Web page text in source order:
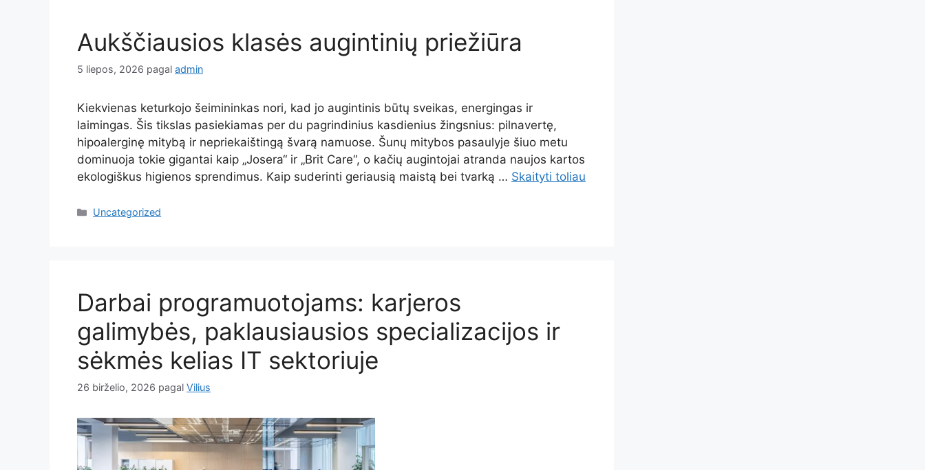
Aukščiausios klasės augintinių priežiūra
5 liepos, 2026 pagal admin
Kiekvienas keturkojo šeimininkas nori, kad jo augintinis būtų sveikas, energingas ir
laimingas. Šis tikslas pasiekiamas per du pagrindinius kasdienius žingsnius: pilnavertę,
hipoalerginę mitybą ir nepriekaištingą švarą namuose. Šunų mitybos pasaulyje šiuo metu
dominuoja tokie gigantai kaip „Josera“ ir „Brit Care“, o kačių augintojai atranda naujos kartos
ekologiškus higienos sprendimus. Kaip suderinti geriausią maistą bei tvarką … Skaityti toliau
Kategorijos
Uncategorized
Darbai programuotojams: karjeros
galimybės, paklausiausios specializacijos ir
sėkmės kelias IT sektoriuje
26 birželio, 2026 pagal Vilius